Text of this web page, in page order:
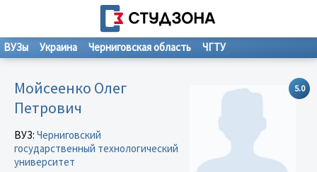
ВУЗы Украина Черниговская область ЧГТУ
5.0
Мойсеенко Олег
Петрович
ВУЗ: Черниговский
государственный технологический
университет